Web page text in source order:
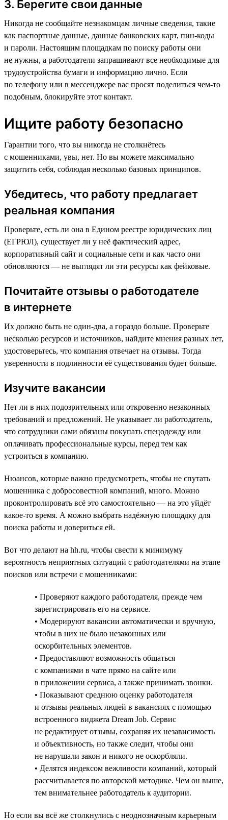
3. Берегите свои данные
Никогда не сообщайте незнакомцам личные сведения, такие
как паспортные данные, данные банковских карт, пин-коды
и пароли. Настоящим площадкам по поиску работы они
не нужны, а работодатели запрашивают все необходимые для
трудоустройства бумаги и информацию лично. Если
по телефону или в мессенджере вас просят поделиться чем-то
подобным, блокируйте этот контакт.
Ищите работу безопасно
Гарантии того, что вы никогда не столкнётесь
с мошенниками, увы, нет. Но вы можете максимально
защитить себя, соблюдая несколько базовых принципов.
Убедитесь, что работу предлагает
реальная компания
Проверьте, есть ли она в Едином реестре юридических лиц
(ЕГРЮЛ), существует ли у неё фактический адрес,
корпоративный сайт и социальные сети и как часто они
обновляются — не выглядят ли эти ресурсы как фейковые.
Почитайте отзывы о работодателе
в интернете
Их должно быть не один-два, а гораздо больше. Проверьте
несколько ресурсов и источников, найдите мнения разных лет,
удостоверьтесь, что компания отвечает на отзывы. Тогда
уверенности в подлинности её существования будет больше.
Изучите вакансии
Нет ли в них подозрительных или откровенно незаконных
требований и предложений. Не указывает ли работодатель,
что сотрудники сами обязаны покупать спецодежду или
оплачивать профессиональные курсы, перед тем как
устроиться в компанию.
Нюансов, которые важно предусмотреть, чтобы не спутать
мошенника с добросовестной компаний, много. Можно
проконтролировать всё это самостоятельно — на это уйдёт
какое-то время. А можно выбрать надёжную площадку для
поиска работы и довериться ей.
Вот что делают на hh.ru, чтобы свести к минимуму
вероятность неприятных ситуаций с работодателями на этапе
поисков или встречи с мошенниками:
• Проверяют каждого работодателя, прежде чем
зарегистрировать его на сервисе.
• Модерируют вакансии автоматически и вручную,
чтобы в них не было незаконных или
оскорбительных элементов.
• Предоставляют возможность общаться
с компаниями в чате прямо на сайте или
в приложении сервиса, а также принимать звонки.
• Показывают среднюю оценку работодателя
и отзывы реальных людей в вакансиях с помощью
встроенного виджета Dream Job. Сервис
не редактирует отзывы, сохраняя их независимость
и объективность, но также следит, чтобы они
не нарушали закон и никого не оскорбляли.
• Делятся индексом вежливости компаний, который
рассчитывается по авторской методике. Чем он выше,
тем внимательнее работодатель к аудитории.
Но если вы всё же столкнулись с неоднозначным карьерным